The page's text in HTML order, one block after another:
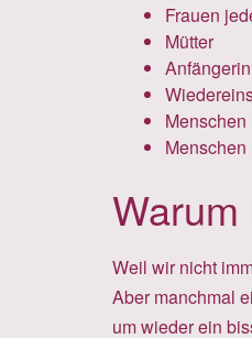
Frauen
Mütter
Weil wir nicht
Aber manchmal
um wieder ein